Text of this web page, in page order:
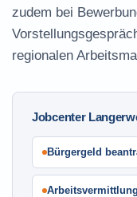
zudem bei
regionalen
Jobcenter
Bürgergeld
Arbeitsvermittlung